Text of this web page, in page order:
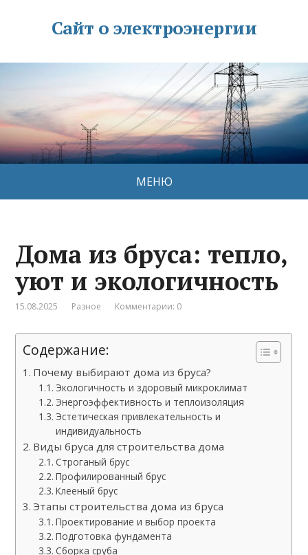
Сайт о электроэнергии
МЕНЮ
Дома из бруса: тепло,
уют и экологичность
15.08.2025 Разное Комментарии: 0
Содержание:
Почему выбирают дома из бруса?
Экологичность и здоровый микроклимат
Энергоэффективность и теплоизоляция
Эстетическая привлекательность и
индивидуальность
Виды бруса для строительства дома
Строганый брус
Профилированный брус
Клееный брус
Этапы строительства дома из бруса
Проектирование и выбор проекта
Подготовка фундамента
Сборка сруба